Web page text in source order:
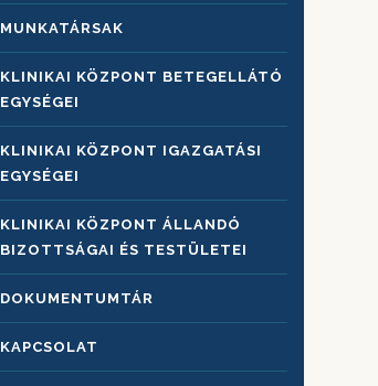
MUNKATÁRSAK
KLINIKAI KÖZPONT BETEGELLÁTÓ
EGYSÉGEI
KLINIKAI KÖZPONT IGAZGATÁSI
EGYSÉGEI
KLINIKAI KÖZPONT ÁLLANDÓ
BIZOTTSÁGAI ÉS TESTÜLETEI
DOKUMENTUMTÁR
KAPCSOLAT